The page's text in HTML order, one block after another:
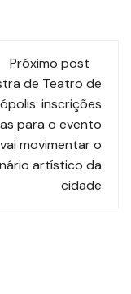
Próximo post
de Teatro de
inscrições
para o evento
movimentar o
artístico da
cidade